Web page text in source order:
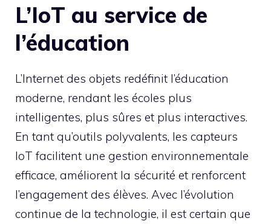
L’IoT au service de
l’éducation
L’Internet des objets redéfinit l’éducation
moderne, rendant les écoles plus
intelligentes, plus sûres et plus interactives.
En tant qu’outils polyvalents, les capteurs
IoT facilitent une gestion environnementale
efficace, améliorent la sécurité et renforcent
l’engagement des élèves. Avec l’évolution
continue de la technologie, il est certain que